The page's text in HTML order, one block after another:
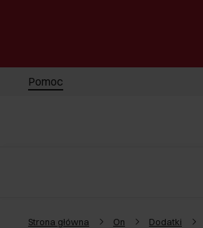
Pomoc
Strona główna On Dodatki